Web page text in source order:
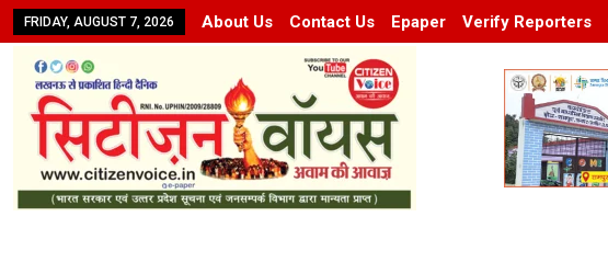
FRIDAY, AUGUST 7, 2026 About Us Contact Us Epaper Verify Reporters